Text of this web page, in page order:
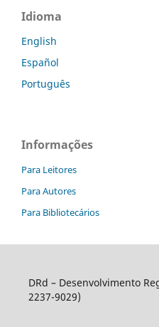
Idioma
English
Español
Português
Informações
Para Leitores
Para Autores
Para Bibliotecários
DRd – Desenvolvimento
2237-9029)